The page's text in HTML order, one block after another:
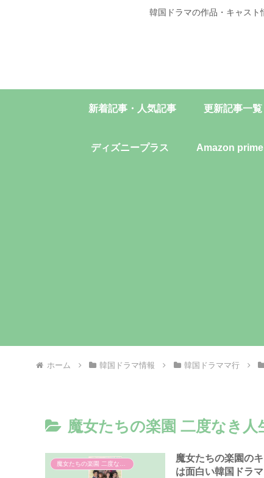
韓国ドラマの作品・キャスト
新着記事・人気記事 更新記事一覧
ディズニープラス Amazon
ホーム 韓国ドラマ情報 韓国ドラママ行
魔女たちの楽園 二度なき人
魔女たちの楽園 二度なき人生
魔女たちの楽園の
は面白い韓国ドラマ